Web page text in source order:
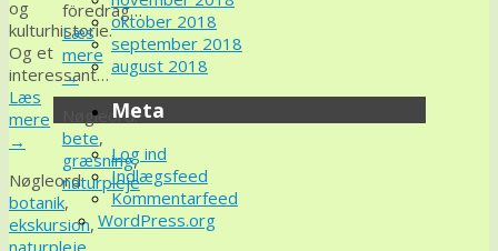
og
kulturhistorie.
Og et
interessant…
Læs
mere
→
Nøgleord:
botanik,
ekskursion,
föredrag…
Læs
mere
→
Nøgleord:
bete,
græsning,
naturpleje
oktober 2018
september 2018
august 2018
Meta
Log ind
Indlægsfeed
Kommentarfeed
WordPress.org